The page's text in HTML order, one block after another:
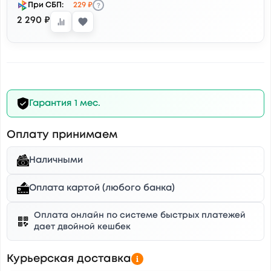
При СБП:
229 ₽ ?
2 290 ₽
Гарантия 1 мес.
Оплату принимаем
Наличными
Оплата картой (любого банка)
Оплата онлайн по системе быстрых платежей
дает двойной кешбек
Курьерская доставка